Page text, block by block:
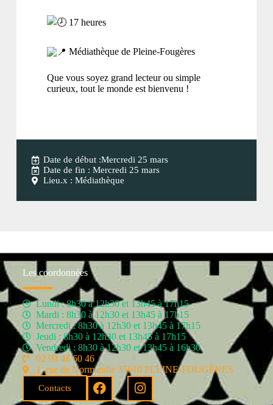
17 heures
Médiathèque de Pleine-Fougères
Que vous soyez grand lecteur ou simple
curieux, tout le monde est bienvenu !
Date de début :Mercredi 25 mars
Date de fin : Mercredi 25 mars
Lieu.x : Médiathèque
Les coordonnées
Lundi : 8h30 à 12h30 et 13h45 à 17h15
Mardi : 8h30 à 12h30 et 13h45 à 17h15
Mercredi : 8h30 à 12h30 et 13h45 à 17h15
Jeudi : 8h30 à 12h30 et 13h45 à 17h15
Vendredi : 8h30 à 12h30 et 13h45 à 16h30
02 99 48 60 46
1, rue de Normandie 35610 PLEINE-FOUGÈRES
Contacts